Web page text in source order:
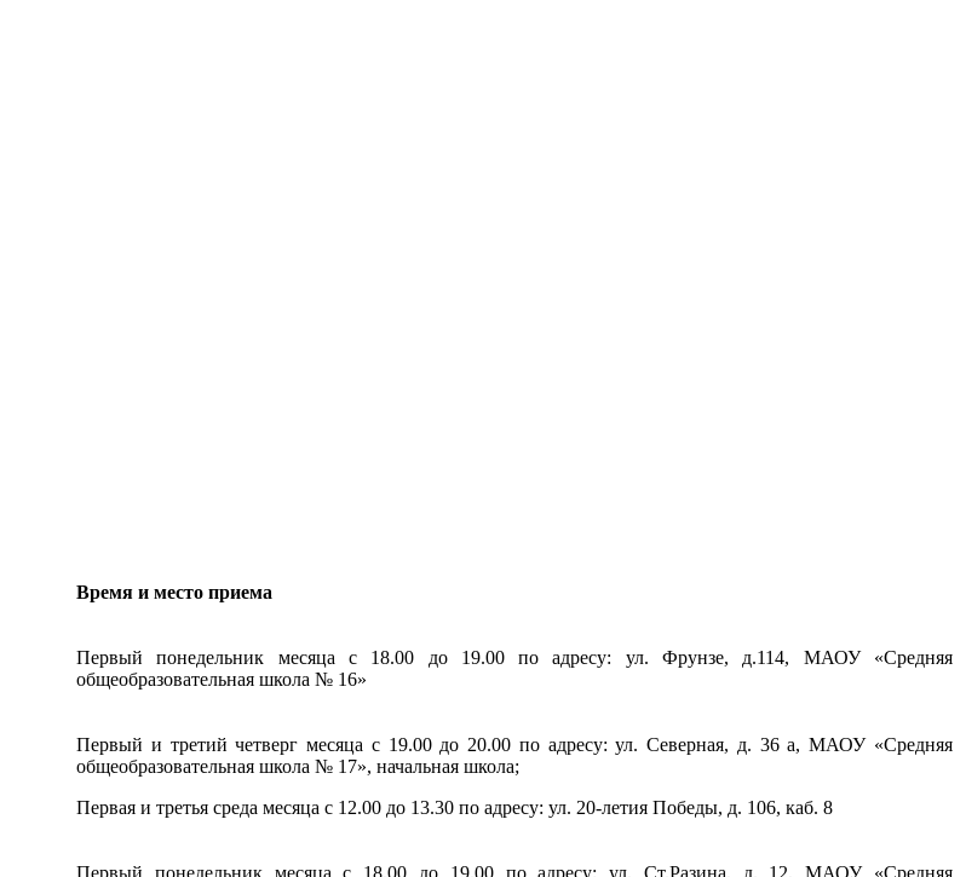
Время и место приема
Первый понедельник месяца с 18.00 до 19.00 по адресу: ул. Фрунзе, д.114, МАОУ «Средняя
общеобразовательная школа № 16»
Первый и третий четверг месяца с 19.00 до 20.00 по адресу: ул. Северная, д. 36 а, МАОУ «Средняя
общеобразовательная школа № 17», начальная школа;
Первая и третья среда месяца с 12.00 до 13.30 по адресу: ул. 20-летия Победы, д. 106, каб. 8